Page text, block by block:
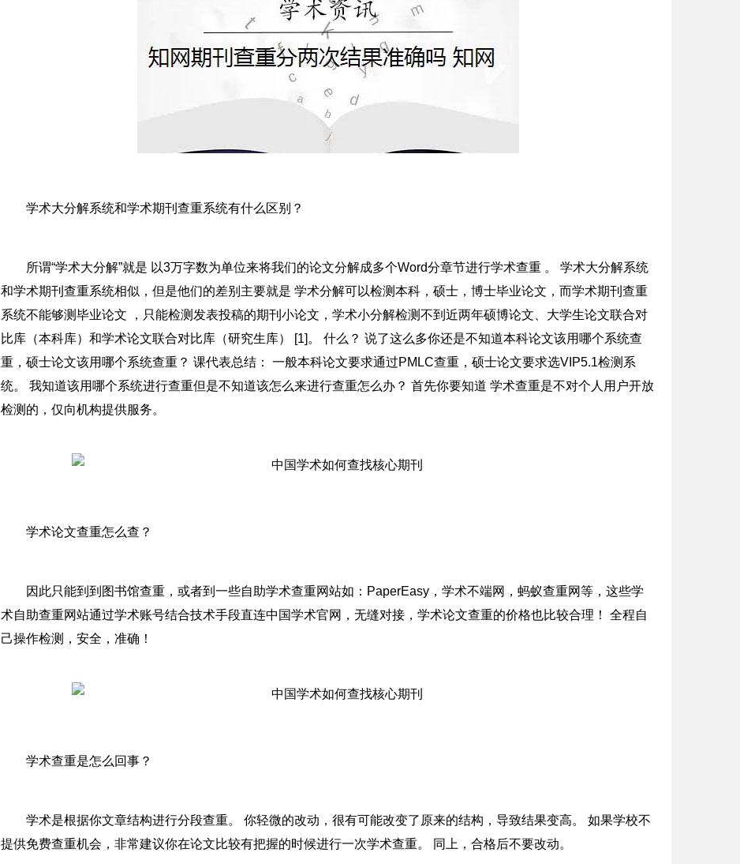
学术大分解系统和学术期刊查重系统有什么区别？
所谓“学术大分解”就是 以3万字数为单位来将我们的论文分解成多个Word分章节进行学术查重 。 学术大分解系统
和学术期刊查重系统相似，但是他们的差别主要就是 学术分解可以检测本科，硕士，博士毕业论文，而学术期刊查重
系统不能够测毕业论文 ，只能检测发表投稿的期刊小论文，学术小分解检测不到近两年硕博论文、大学生论文联合对
比库（本科库）和学术论文联合对比库（研究生库） [1]。 什么？ 说了这么多你还是不知道本科论文该用哪个系统查
重，硕士论文该用哪个系统查重？ 课代表总结： 一般本科论文要求通过PMLC查重，硕士论文要求选VIP5.1检测系
统。 我知道该用哪个系统进行查重但是不知道该怎么来进行查重怎么办？ 首先你要知道 学术查重是不对个人用户开放
检测的，仅向机构提供服务。
学术论文查重怎么查？
因此只能到到图书馆查重，或者到一些自助学术查重网站如：PaperEasy，学术不端网，蚂蚁查重网等，这些学
术自助查重网站通过学术账号结合技术手段直连中国学术官网，无缝对接，学术论文查重的价格也比较合理！ 全程自
己操作检测，安全，准确！
学术查重是怎么回事？
学术是根据你文章结构进行分段查重。 你轻微的改动，很有可能改变了原来的结构，导致结果变高。 如果学校不
提供免费查重机会，非常建议你在论文比较有把握的时候进行一次学术查重。 同上，合格后不要改动。